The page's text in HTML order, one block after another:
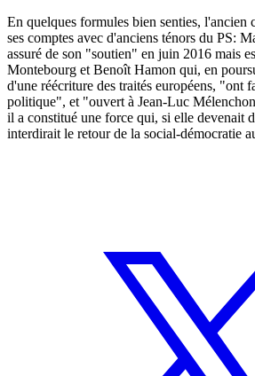
En quelques formules bien senties, l'ancien
ses comptes avec d'anciens ténors du PS:
assuré de son "soutien" en juin 2016 mais
Montebourg et Benoît Hamon qui, en
d'une réécriture des traités européens, "ont
politique", et "ouvert à Jean-Luc
il a constitué une force qui, si elle devenait
interdirait le retour de la social-démocratie